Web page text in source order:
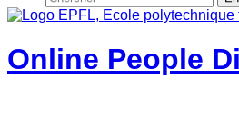
Online People